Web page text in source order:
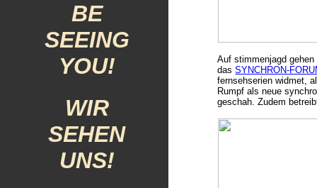
BE
SEEING
YOU!
WIR
SEHEN
UNS!
Auf stimmenjagd
dasSYNCHRON-
fernsehserien widmet,
Rumpf als neue
geschah. Zudem